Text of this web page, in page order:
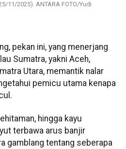
11/2025). ANTARA FOTO/Yudi
pekan ini, yang menerjang
Sumatra, yakni Aceh,
Utara, memantik nalar
pemicu utama kenapa
hingga kayu
terbawa arus banjir
gamblang tentang seberapa